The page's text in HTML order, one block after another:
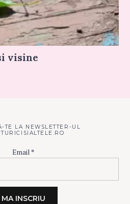
visine
TE LA NEWSLETTER-UL
Email*